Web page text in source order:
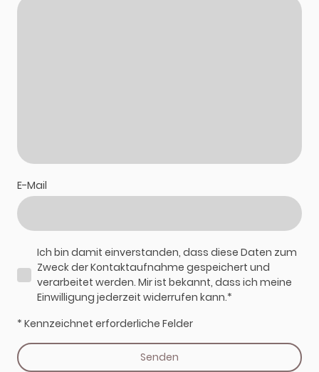
E-Mail
Ich bin damit einverstanden, dass diese Daten zum
Zweck der Kontaktaufnahme gespeichert und
verarbeitet werden. Mir ist bekannt, dass ich meine
Einwilligung jederzeit widerrufen kann.*
* Kennzeichnet erforderliche Felder
Senden